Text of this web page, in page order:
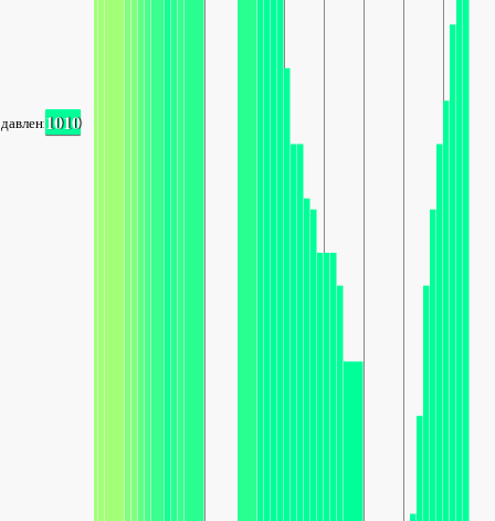
давление1010